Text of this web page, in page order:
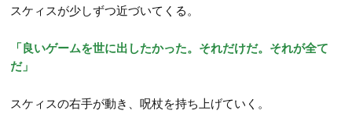
スケィスが少しずつ近づいてくる。
「良いゲームを世に出したかった。それだけだ。それが全て
だ」
スケィスの右手が動き、呪杖を持ち上げていく。